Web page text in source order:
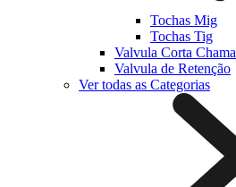
Tochas Mig
Tochas Tig
Valvula Corta Chama
Valvula de Retenção
Ver todas as Categorias